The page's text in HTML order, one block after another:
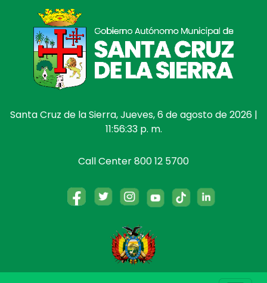
Santa Cruz de la Sierra, Jueves, 6 de agosto de 2026 |
11:56:33 p. m.
Call Center 800 12 5700